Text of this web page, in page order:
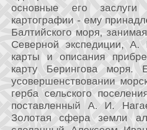
основные его
картографии - ему
Балтийского моря,
Северной экспедиции, А.
карты и описания
карту Берингова моря.
усовершенствовании
герба сельского
поставленный А. И.
Золотая сфера земли